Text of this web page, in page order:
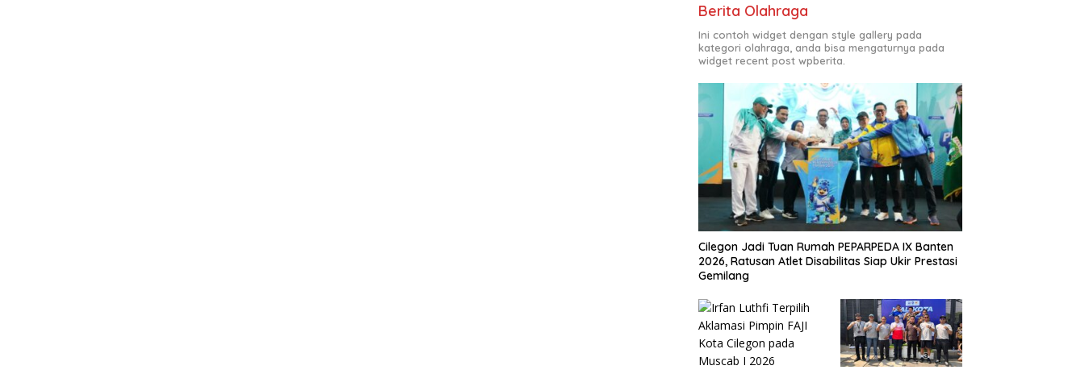
Berita Olahraga
Ini contoh widget dengan style gallery pada
kategori olahraga, anda bisa mengaturnya pada
widget recent post wpberita.
Cilegon Jadi Tuan Rumah PEPARPEDA IX Banten
2026, Ratusan Atlet Disabilitas Siap Ukir Prestasi
Gemilang